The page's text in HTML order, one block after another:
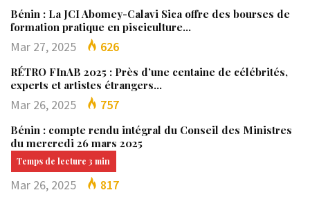
Bénin : La JCI Abomey-Calavi Sica offre des bourses de
formation pratique en pisciculture…
Mar 27, 2025 626
RÉTRO FInAB 2025 : Près d’une centaine de célébrités,
experts et artistes étrangers…
Mar 26, 2025 757
Bénin : compte rendu intégral du Conseil des Ministres
du mercredi 26 mars 2025
Mar 26, 2025 817